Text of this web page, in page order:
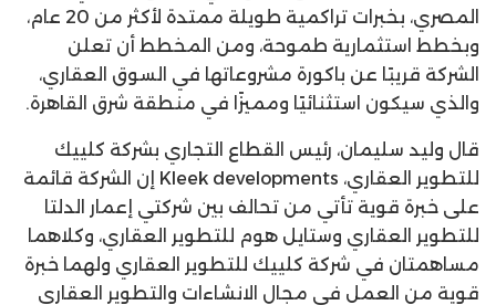
المصري، بخبرات تراكمية طويلة ممتدة لأكثر من 20 عام،
وبخطط استثمارية طموحة، ومن المخطط أن تعلن
الشركة قريبًا عن باكورة مشروعاتها في السوق العقاري،
والذي سيكون استثنائيًا ومميزًا في منطقة شرق القاهرة.
قال وليد سليمان، رئيس القطاع التجاري بشركة كلييك
للتطوير العقاري، Kleek developments إن الشركة قائمة
على خبرة قوية تأتي من تحالف بين شركتي إعمار الدلتا
للتطوير العقاري وستايل هوم للتطوير العقاري، وكلاهما
مساهمتان في شركة كلييك للتطوير العقاري ولهما خبرة
قوية من العمل في مجال الانشاءات والتطوير العقاري